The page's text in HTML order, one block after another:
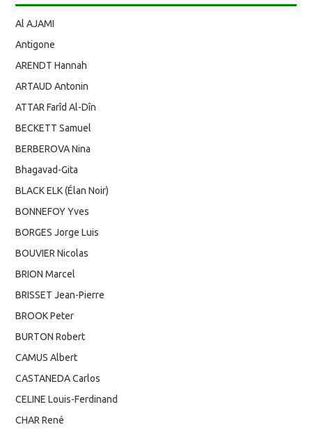
Al AJAMI
Antigone
ARENDT Hannah
ARTAUD Antonin
ATTAR Farîd Al-Dîn
BECKETT Samuel
BERBEROVA Nina
Bhagavad-Gita
BLACK ELK (Élan Noir)
BONNEFOY Yves
BORGES Jorge Luis
BOUVIER Nicolas
BRION Marcel
BRISSET Jean-Pierre
BROOK Peter
BURTON Robert
CAMUS Albert
CASTANEDA Carlos
CELINE Louis-Ferdinand
CHAR René